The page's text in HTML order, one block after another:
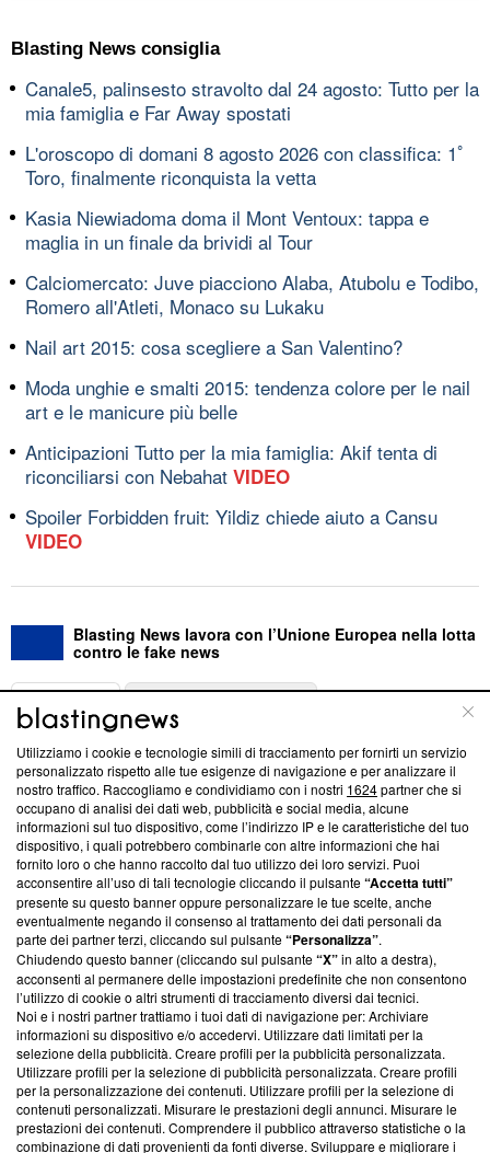
Blasting News consiglia
Canale5, palinsesto stravolto dal 24 agosto: Tutto per la
mia famiglia e Far Away spostati
L'oroscopo di domani 8 agosto 2026 con classifica: 1ﾟ
Toro, finalmente riconquista la vetta
Kasia Niewiadoma doma il Mont Ventoux: tappa e
maglia in un finale da brividi al Tour
Calciomercato: Juve piacciono Alaba, Atubolu e Todibo,
Romero all'Atleti, Monaco su Lukaku
Nail art 2015: cosa scegliere a San Valentino?
Moda unghie e smalti 2015: tendenza colore per le nail
art e le manicure più belle
Anticipazioni Tutto per la mia famiglia: Akif tenta di
riconciliarsi con Nebahat VIDEO
Spoiler Forbidden fruit: Yildiz chiede aiuto a Cansu
VIDEO
Blasting News lavora con l’Unione Europea nella lotta
contro le fake news
ABOUT
Questa sezione offre informazioni trasparenti su Blasting
News, sui nostri processi editoriali e su come ci impegniamo a
creare news di qualità. Inoltre, afferma la nostra aderenza a
‘Trust Project - News with Integrity’Blasting News non è
ancora membro del programma, ma ha richiesto di farne
parte; Trust Project non ha ancora effettuato una verifica di
conformità agli standard.
Su di noi
Team editoriale
Corporate
Redazione
Informativa Privacy
Cookie Policy
Utilizziamo i cookie e tecnologie simili di tracciamento per fornirti un servizio
personalizzato rispetto alle tue esigenze di navigazione e per analizzare il
nostro traffico. Raccogliamo e condividiamo con i nostri 1624partner che si
occupano di analisi dei dati web, pubblicità e social media, alcune
informazioni sul tuo dispositivo, come l’indirizzo IP e le caratteristiche del tuo
dispositivo, i quali potrebbero combinarle con altre informazioni che hai
fornito loro o che hanno raccolto dal tuo utilizzo dei loro servizi. Puoi
acconsentire all’uso di tali tecnologie cliccando il pulsante“Accetta tutti”
presente su questo banner oppure personalizzare le tue scelte, anche
eventualmente negando il consenso al trattamento dei dati personali da
parte dei partner terzi, cliccando sul pulsante“Personalizza”.
Chiudendo questo banner (cliccando sul pulsante“X”in alto a destra),
acconsenti al permanere delle impostazioni predefinite che non consentono
l’utilizzo di cookie o altri strumenti di tracciamento diversi dai tecnici.
Noi e i nostri partner trattiamo i tuoi dati di navigazione per: Archiviare
informazioni su dispositivo e/o accedervi. Utilizzare dati limitati per la
selezione della pubblicità. Creare profili per la pubblicità personalizzata.
Utilizzare profili per la selezione di pubblicità personalizzata. Creare profili
per la personalizzazione dei contenuti. Utilizzare profili per la selezione di
contenuti personalizzati. Misurare le prestazioni degli annunci. Misurare le
prestazioni dei contenuti. Comprendere il pubblico attraverso statistiche o la
combinazione di dati provenienti da fonti diverse. Sviluppare e migliorare i